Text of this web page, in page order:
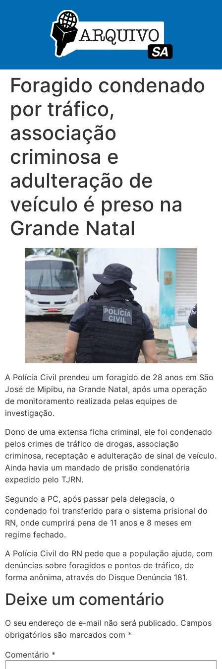
Foragido condenado
por tráfico,
associação
criminosa e
adulteração de
veículo é preso na
Grande Natal
A Polícia Civil prendeu um foragido de 28 anos em São
José de Mipibu, na Grande Natal, após uma operação
de monitoramento realizada pelas equipes de
investigação.
Dono de uma extensa ficha criminal, ele foi condenado
pelos crimes de tráfico de drogas, associação
criminosa, receptação e adulteração de sinal de veículo.
Ainda havia um mandado de prisão condenatória
expedido pelo TJRN.
Segundo a PC, após passar pela delegacia, o
condenado foi transferido para o sistema prisional do
RN, onde cumprirá pena de 11 anos e 8 meses em
regime fechado.
A Polícia Civil do RN pede que a população ajude, com
denúncias sobre foragidos e pontos de tráfico, de
forma anônima, através do Disque Denúncia 181.
Deixe um comentário
O seu endereço de e-mail não será publicado. Campos
obrigatórios são marcados com *
Comentário *